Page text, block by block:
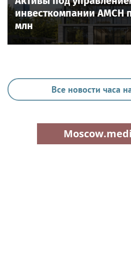
инвесткомпании AMCH
млн
Все новости часа